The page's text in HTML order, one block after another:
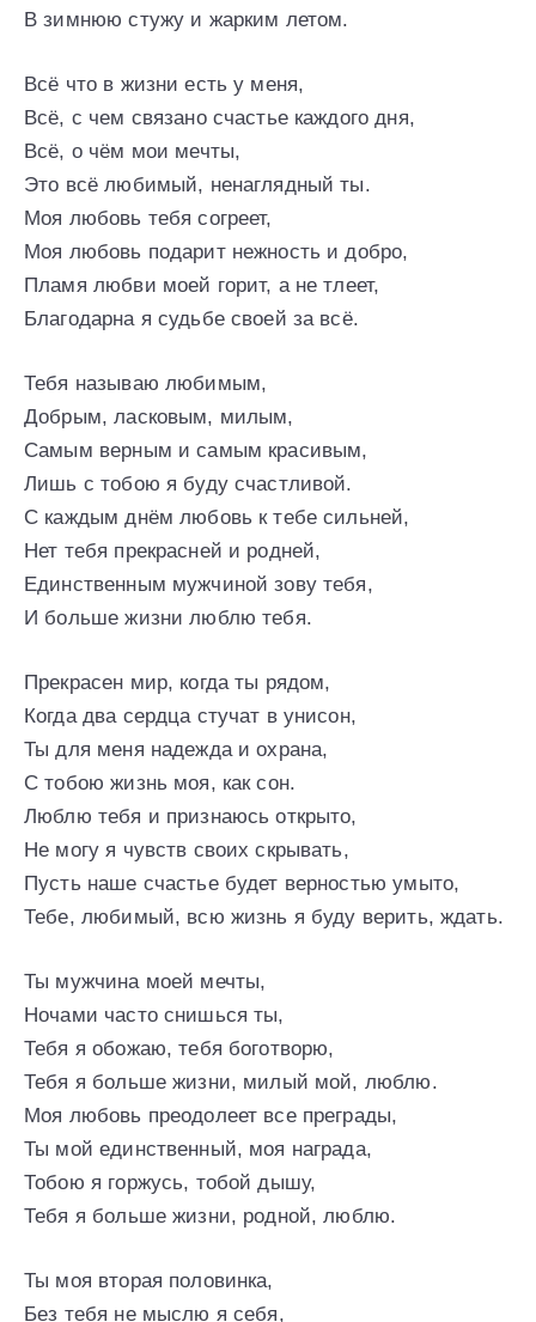
В зимнюю стужу и жарким летом.
Всё что в жизни есть у меня,
Всё, с чем связано счастье каждого дня,
Всё, о чём мои мечты,
Это всё любимый, ненаглядный ты.
Моя любовь тебя согреет,
Моя любовь подарит нежность и добро,
Пламя любви моей горит, а не тлеет,
Благодарна я судьбе своей за всё.
Тебя называю любимым,
Добрым, ласковым, милым,
Самым верным и самым красивым,
Лишь с тобою я буду счастливой.
С каждым днём любовь к тебе сильней,
Нет тебя прекрасней и родней,
Единственным мужчиной зову тебя,
И больше жизни люблю тебя.
Прекрасен мир, когда ты рядом,
Когда два сердца стучат в унисон,
Ты для меня надежда и охрана,
С тобою жизнь моя, как сон.
Люблю тебя и признаюсь открыто,
Не могу я чувств своих скрывать,
Пусть наше счастье будет верностью умыто,
Тебе, любимый, всю жизнь я буду верить, ждать.
Ты мужчина моей мечты,
Ночами часто снишься ты,
Тебя я обожаю, тебя боготворю,
Тебя я больше жизни, милый мой, люблю.
Моя любовь преодолеет все преграды,
Ты мой единственный, моя награда,
Тобою я горжусь, тобой дышу,
Тебя я больше жизни, родной, люблю.
Ты моя вторая половинка,
Без тебя не мыслю я себя,